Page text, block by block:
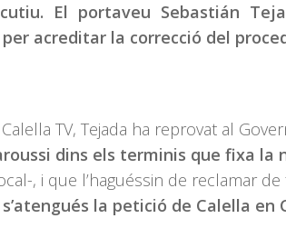
El portaveu Sebastián
acreditar la correcció del
TV, Tejada ha reprovat al
dins els terminis que fixa la
, i que l’haguéssin de reclamar
la petició de Calella